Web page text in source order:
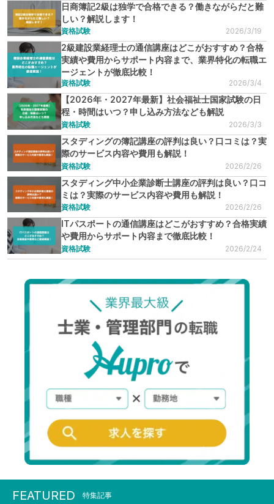
日商簿記2級は独学で合格できる？働きながらだと難
しい？解説します！
資格試験 2026/3/19
2級建設業経理士の通信講座はどこがおすすめ？合格
実績や費用からサポート内容まで、業界特化の転職エ
ージェントが徹底比較！
資格試験 2026/3/4
【2026年・2027年最新】社会福祉士国家試験の日
程・時間はいつ？申し込み方法なども解説
資格試験 2026/3/3
スタディングの簿記講座の評判は良い？口コミは？実
際のサービス内容や費用も解説！
資格試験 2026/2/26
スタディング中小企業診断士講座の評判は良い？口コ
ミは？実際のサービス内容や費用も解説！
資格試験 2026/2/26
ITパスポートの通信講座はどこがおすすめ？合格実績
や費用からサポート内容まで徹底比較！
資格試験 2026/2/24
FEATURED 特集記事